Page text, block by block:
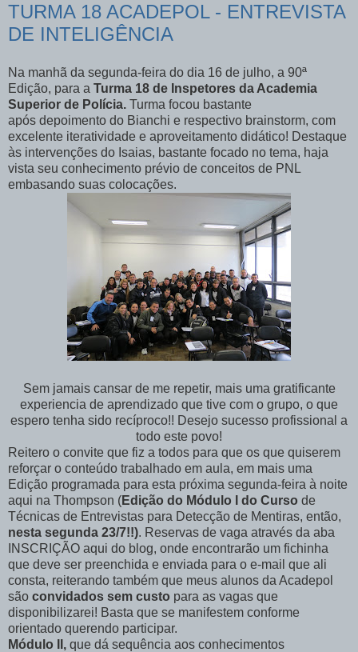
TURMA 18 ACADEPOL - ENTREVISTA
DE INTELIGÊNCIA
Na manhã da segunda-feira do dia 16 de julho, a 90ª
Edição, para a Turma 18 de Inspetores da Academia
Superior de Polícia. Turma focou bastante
após depoimento do Bianchi e respectivo brainstorm, com
excelente iteratividade e aproveitamento didático! Destaque
às intervenções do Isaias, bastante focado no tema, haja
vista seu conhecimento prévio de conceitos de PNL
embasando suas colocações.
Sem jamais cansar de me repetir, mais uma gratificante
experiencia de aprendizado que tive com o grupo, o que
espero tenha sido recíproco!! Desejo sucesso profissional a
todo este povo!
Reitero o convite que fiz a todos para que os que quiserem
reforçar o conteúdo trabalhado em aula, em mais uma
Edição programada para esta próxima segunda-feira à noite
aqui na Thompson (Edição do Módulo I do Curso de
Técnicas de Entrevistas para Detecção de Mentiras, então,
nesta segunda 23/7!!). Reservas de vaga através da aba
INSCRIÇÃO aqui do blog, onde encontrarão um fichinha
que deve ser preenchida e enviada para o e-mail que ali
consta, reiterando também que meus alunos da Acadepol
são convidados sem custo para as vagas que
disponibilizarei! Basta que se manifestem conforme
orientado querendo participar.
Módulo II, que dá sequência aos conhecimentos